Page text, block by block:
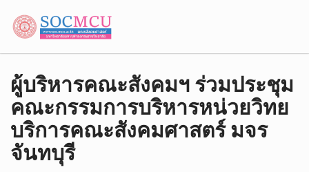
ผู้บริหาร​คณะ​สังคม​ฯ​ ร่วมประชุม
คณะกรรมการบริหารหน่วยวิทย
บริการคณะสังคมศาสตร์​ มจร​
จันทบุรี​